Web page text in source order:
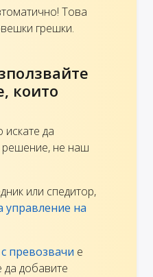
Това
грешки.
които
искате да
решение, не наш
или спедитор,
управление на
превозвачи е
добавите